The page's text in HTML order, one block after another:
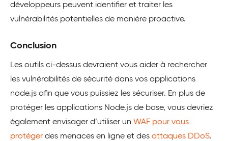
développeurs peuvent identifier et traiter les
vulnérabilités potentielles de manière proactive.
Conclusion
Les outils ci-dessus devraient vous aider à rechercher
les vulnérabilités de sécurité dans vos applications
node.js afin que vous puissiez les sécuriser. En plus de
protéger les applications Node.js de base, vous devriez
également envisager d’utiliser un WAF pour vous
protéger des menaces en ligne et des attaques DDoS.